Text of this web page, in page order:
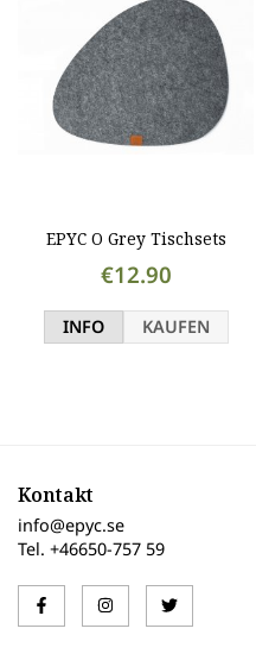
EPYC O Grey Tischsets
€12.90
INFO KAUFEN
Kontakt
info@epyc.se
Tel. +46650-757 59